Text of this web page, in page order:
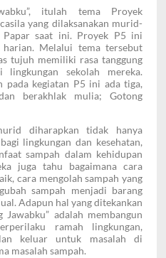
itulah tema Proyek
yang dilaksanakan murid-
saat ini. Proyek P5 ini
harian. Melalui tema tersebut
tujuh memiliki rasa tanggung
sekolah mereka.
kegiatan P5 ini ada tiga,
berakhlak mulia; Gotong
diharapkan tidak hanya
lingkungan dan kesehatan,
sampah dalam kehidupan
juga tahu bagaimana cara
cara mengolah sampah yang
sampah menjadi barang
Adapun hal yang ditekankan
Jawabku” adalah membangun
ramah lingkungan,
keluar untuk masalah di
masalah sampah.